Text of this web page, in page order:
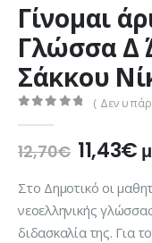
Γίνομαι
Γλώσσα Δ΄
Σάκκου
( Δεν
12,70€
price
was:
12,70€.
11,43€Η
Στο Δημοτικό οι
νεοελληνικής
διδασκαλία της. Για